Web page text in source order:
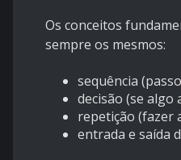
Os conceitos
sempre os mesmos:
sequência
decisão (se algo
repetição (fazer
entrada e saída